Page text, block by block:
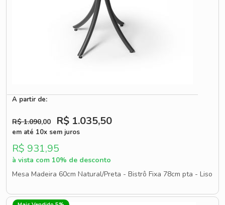
A partir de:
R$ 1.090,00 R$ 1.035,50
em até 10x sem juros
R$ 931,95
à vista com 10% de desconto
Mesa Madeira 60cm Natural/Preta - Bistrô Fixa 78cm pta - Liso